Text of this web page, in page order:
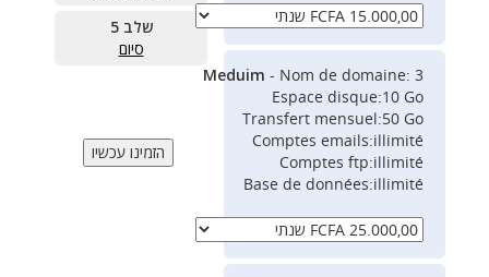
שלב 5
סיום
Meduim - Nom de domaine: 3
Espace disque:10 Go
Transfert mensuel:50 Go
Comptes emails:illimité
Comptes ftp:illimité
Base de données:illimité